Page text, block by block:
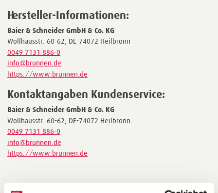
Hersteller-Informationen:
Baier & Schneider GmbH & Co. KG
Wollhausstr. 60-62, DE-74072 Heilbronn
0049 7131 886-0
info@brunnen.de
https://www.brunnen.de
Kontaktangaben Kundenservice:
Baier & Schneider GmbH & Co. KG
Wollhausstr. 60-62, DE-74072 Heilbronn
0049 7131 886-0
info@brunnen.de
https://www.brunnen.de